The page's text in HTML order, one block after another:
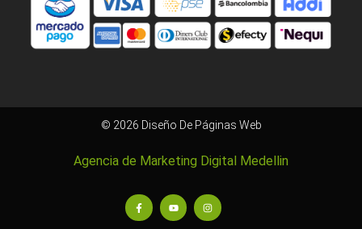
© 2026 Diseño De Páginas Web
Agencia de Marketing Digital Medellin
F
a
c
Y
o
u
I
n
s